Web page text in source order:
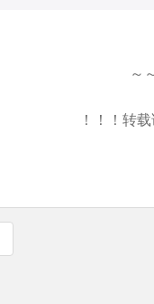
～
！！！转